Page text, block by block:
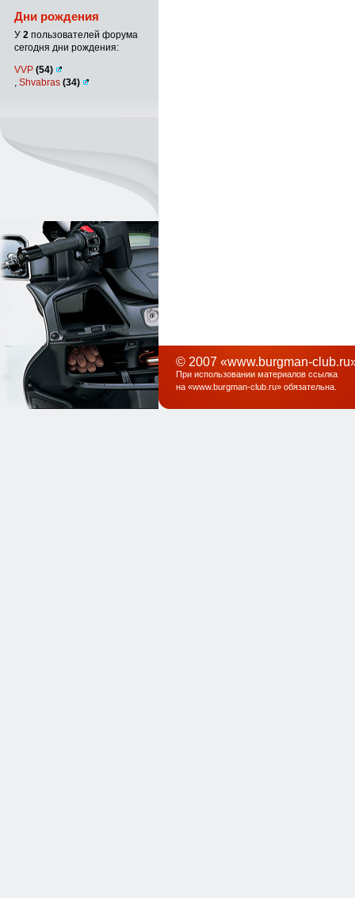
Дни рождения
У 2 пользователей форума
сегодня дни рождения:
VVP (54)
Shvabras (34)
© 2007 «www.burgman-
При использовании материалов ссылка
на «www.burgman-club.ru» обязательна